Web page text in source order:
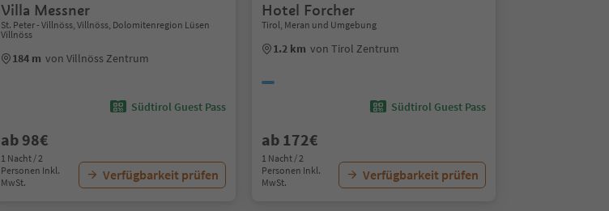
Villa Messner
St. Peter - Villnöss, Villnöss, Dolomitenregion Lüsen
Villnöss
184 m von Villnöss Zentrum
Südtirol Guest Pass
ab 98€
1 Nacht / 2
Personen Inkl.
MwSt.
Verfügbarkeit prüfen
Hotel Forcher
Tirol, Meran und Umgebung
1.2 km von Tirol Zentrum
Südtirol Guest Pass
ab 172€
1 Nacht / 2
Personen Inkl.
MwSt.
Verfügbarkeit prüfen